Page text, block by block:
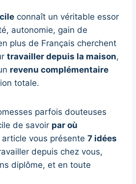
connaît un véritable essor
autonomie, gain de
plus de Français cherchent
travailler depuis la maison,
revenu complémentaire
totale.
parfois douteuses
de savoir par où
article vous présente 7 idées
depuis chez vous,
diplôme, et en toute